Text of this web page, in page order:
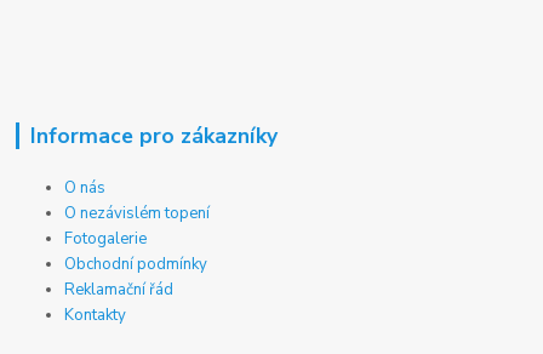
Informace pro zákazníky
O nás
O nezávislém topení
Fotogalerie
Obchodní podmínky
Reklamační řád
Kontakty